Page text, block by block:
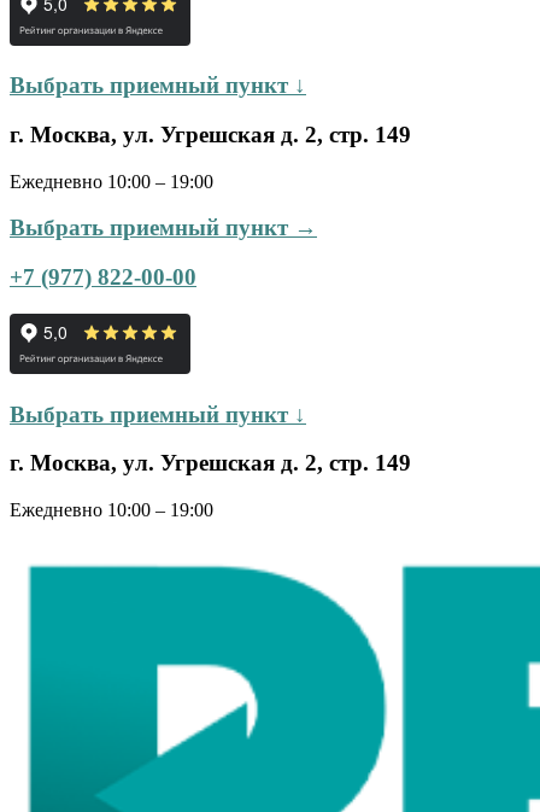
Выбрать приемный пункт ↓
г. Москва, ул. Угрешская д. 2, стр. 149
Ежедневно 10:00 – 19:00
Выбрать приемный пункт →
+7 (977) 822-00-00
Выбрать приемный пункт ↓
г. Москва, ул. Угрешская д. 2, стр. 149
Ежедневно 10:00 – 19:00